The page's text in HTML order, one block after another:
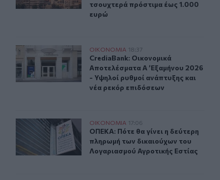
τσουχτερά πρόστιμα έως 1.000
ευρώ
CrediaBank: Οικονομικά Αποτελέσματα A ’Εξαμήνου
ΟΙΚΟΝΟΜΙΑ 18:37
CrediaBank: Οικονομικά
CrediaBank: Οικονομικά
Αποτελέσματα A ’Εξαμήνου 2026
- Υψηλοί ρυθμοί ανάπτυξης και
νέα ρεκόρ επιδόσεων
ΟΠΕΚΑ: Πότε θα γίνει η δεύτερη πληρωμή των
ΟΙΚΟΝΟΜΙΑ 17:06
ΟΠΕΚΑ: Πότε θα γίνει η δεύτερη
ΟΠΕΚΑ: Πότε θα γίνει η δεύτερη
πληρωμή των δικαιούχων του
Λογαριασμού Αγροτικής Εστίας